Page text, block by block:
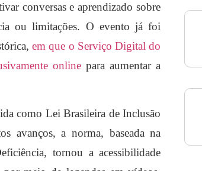
conversas e aprendizado sobre
ou limitações. O evento já foi
em que o Serviço Digital do
online para aumentar a
como Lei Brasileira de Inclusão
avanços, a norma, baseada na
tornou a acessibilidade